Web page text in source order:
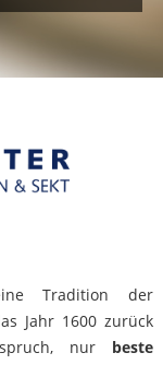
Tradition der
Jahr 1600 zurück
nur beste